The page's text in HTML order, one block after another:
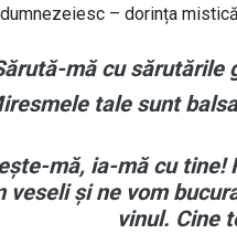
– dorința
mă cu sărutările
tale sunt
mă, ia-mă cu tine!
veseli și ne vom
vinul. Cine